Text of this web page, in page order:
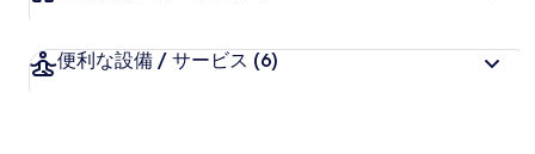
便利な設備 / サービス (6)